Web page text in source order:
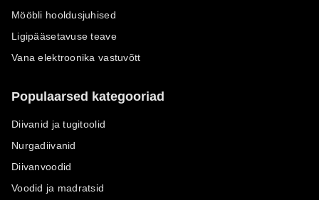
Mööbli hooldusjuhised
Ligipääsetavuse teave
Vana elektroonika vastuvõtt
Populaarsed kategooriad
Diivanid ja tugitoolid
Nurgadiivanid
Diivanvoodid
Voodid ja madratsid